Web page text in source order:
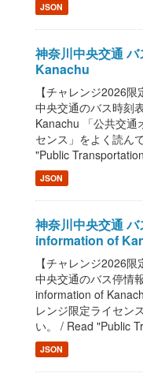
JSON
神奈川中央交通
Kanachu
【チャレンジ2026
中央交通のバス時刻
Kanachu 「公共交通
センス」をよく読ん
"Public
JSON
神奈川中央交通
information of
【チャレンジ2026
中央交通のバス停情
information of
レンジ限定ライセン
い。 / Read "Public
JSON